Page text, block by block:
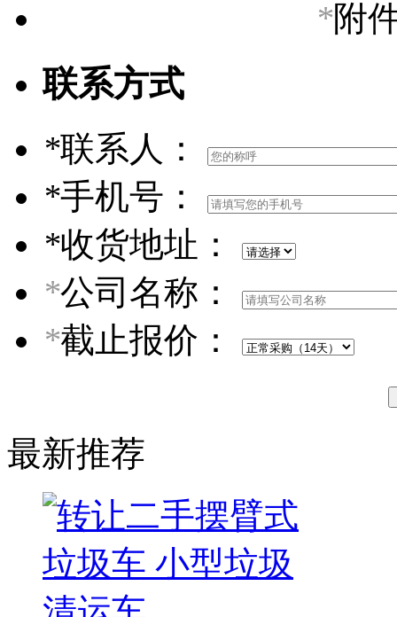
*附
联系方式
*联系人：
*手机号：
*收货地址：
*公司名称：
*截止报价：
最新推荐